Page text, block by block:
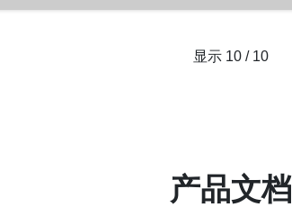
显示 10 / 10
产品文档